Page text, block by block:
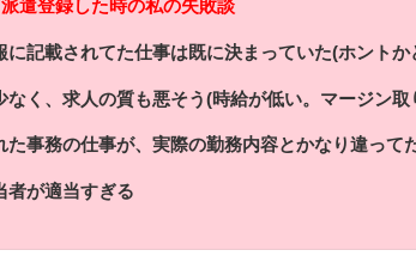
遣登録した時の私の失敗談
に記載されてた仕事は既に決まっていた(ホント
なく、求人の質も悪そう(時給が低い。マージン取
た事務の仕事が、実際の勤務内容とかなり違ってた
者が適当すぎる